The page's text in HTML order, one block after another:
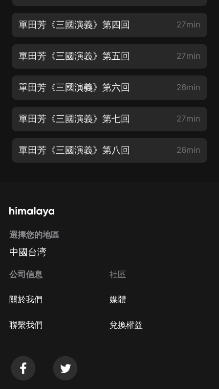
單田芳《三國演義》第四回 27min
單田芳《三國演義》第五回 27min
單田芳《三國演義》第六回 26min
單田芳《三國演義》第七回 27min
單田芳《三國演義》第八回 26min
選擇您的地區
中國台湾
公司信息
關於我們
聯繫我們
社區
媒體
兌換權益